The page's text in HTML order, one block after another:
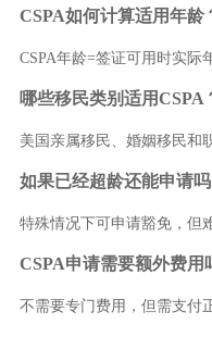
CSPA如何计算适用年龄
CSPA年龄=签证可用时实际
哪些移民类别适用CSPA
美国亲属移民、婚姻移民和
如果已经超龄还能申请吗
特殊情况下可申请豁免，但
CSPA申请需要额外费用
不需要专门费用，但需支付